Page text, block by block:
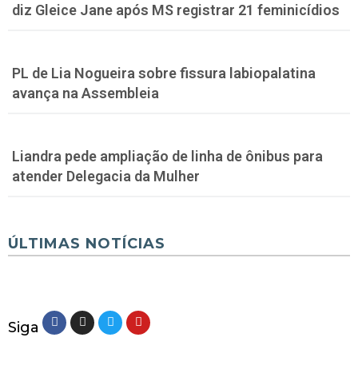
diz Gleice Jane após MS registrar 21 feminicídios
PL de Lia Nogueira sobre fissura labiopalatina
avança na Assembleia
Liandra pede ampliação de linha de ônibus para
atender Delegacia da Mulher
ÚLTIMAS NOTÍCIAS
Siga